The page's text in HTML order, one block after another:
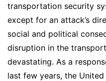
transportation security
except for an attack’s
social and political
disruption in the
devastating. As a
last few years, the